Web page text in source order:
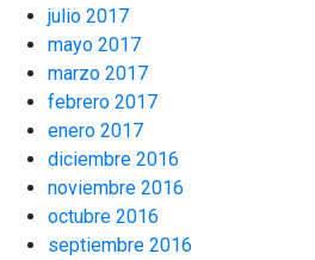
julio 2017
mayo 2017
marzo 2017
febrero 2017
enero 2017
diciembre 2016
noviembre 2016
octubre 2016
septiembre 2016